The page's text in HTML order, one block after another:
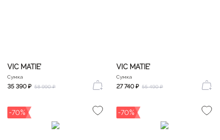
VIC MATIE’
Сумка
35 390 ₽ 58 990 ₽
VIC MATIE’
Сумка
27 740 ₽ 55 490 ₽
-70% -70%